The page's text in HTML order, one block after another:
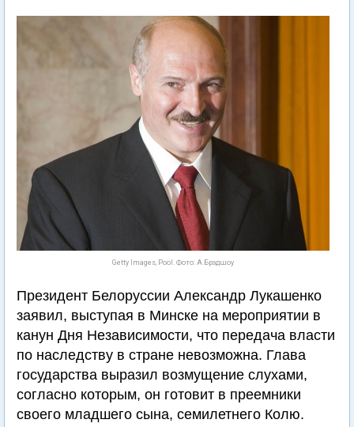
Getty Images, Pool. Фото: А.Брэдшоу
Президент Белоруссии Александр Лукашенко
заявил, выступая в Минске на мероприятии в
канун Дня Независимости, что передача власти
по наследству в стране невозможна. Глава
государства выразил возмущение слухами,
согласно которым, он готовит в преемники
своего младшего сына, семилетнего Колю.